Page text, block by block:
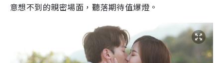
意想不到的親密場面，聽落期待值爆燈。